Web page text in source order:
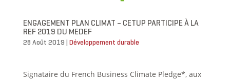
ENGAGEMENT PLAN CLIMAT – CETUP PARTICIPE À LA
REF 2019 DU MEDEF
28 Août 2019 Développement durable
Signataire du French Business Climate Pledge*, aux